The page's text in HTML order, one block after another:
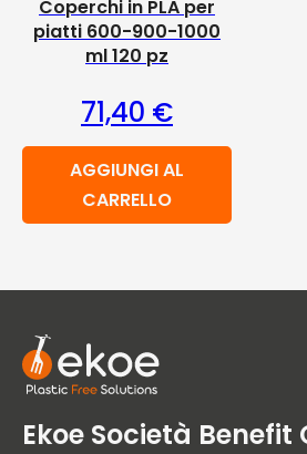
Coperchi in PLA per
piatti 600-900-1000
ml 120 pz
71,40 €
AGGIUNGI AL
CARRELLO
Ekoe Società